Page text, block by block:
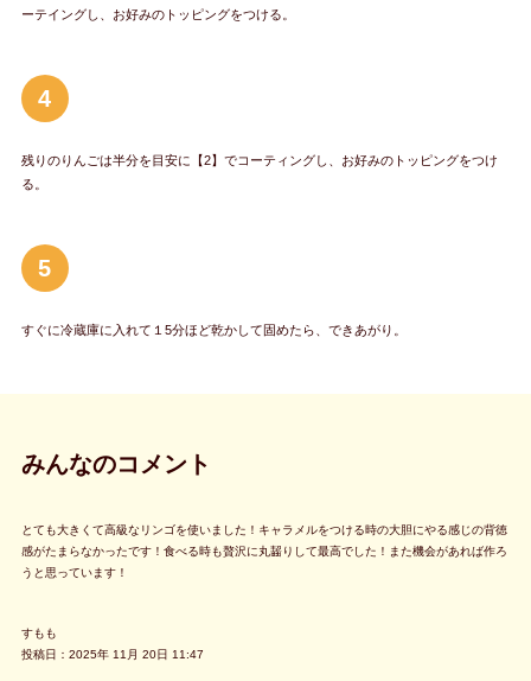
ーテイングし、お好みのトッピングをつける。
4
残りのりんごは半分を目安に【2】でコーティングし、お好みのトッピングをつけ
る。
5
すぐに冷蔵庫に入れて１5分ほど乾かして固めたら、できあがり。
みんなのコメント
とても大きくて高級なリンゴを使いました！キャラメルをつける時の大胆にやる感じの背徳
感がたまらなかったです！食べる時も贅沢に丸齧りして最高でした！また機会があれば作ろ
うと思っています！
すもも
投稿日：2025年 11月 20日 11:47